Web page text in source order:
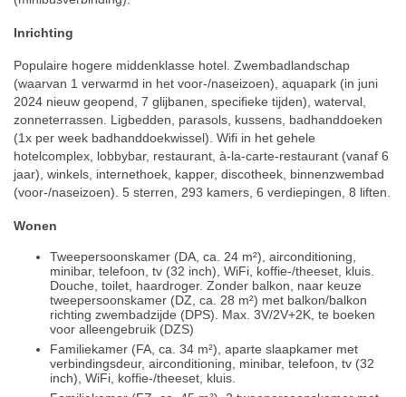
Inrichting
Populaire hogere middenklasse hotel. Zwembadlandschap
(waarvan 1 verwarmd in het voor-/naseizoen), aquapark (in juni
2024 nieuw geopend, 7 glijbanen, specifieke tijden), waterval,
zonneterrassen. Ligbedden, parasols, kussens, badhanddoeken
(1x per week badhanddoekwissel). Wifi in het gehele
hotelcomplex, lobbybar, restaurant, à-la-carte-restaurant (vanaf 6
jaar), winkels, internethoek, kapper, discotheek, binnenzwembad
(voor-/naseizoen). 5 sterren, 293 kamers, 6 verdiepingen, 8 liften.
Wonen
Tweepersoonskamer (DA, ca. 24 m²), airconditioning,
minibar, telefoon, tv (32 inch), WiFi, koffie-/theeset, kluis.
Douche, toilet, haardroger. Zonder balkon, naar keuze
tweepersoonskamer (DZ, ca. 28 m²) met balkon/balkon
richting zwembadzijde (DPS). Max. 3V/2V+2K, te boeken
voor alleengebruik (DZS)
Familiekamer (FA, ca. 34 m²), aparte slaapkamer met
verbindingsdeur, airconditioning, minibar, telefoon, tv (32
inch), WiFi, koffie-/theeset, kluis.